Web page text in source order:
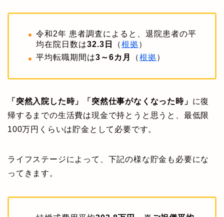
令和2年 患者調査によると、退院患者の平
均在院日数は32.3日 （根拠）
平均転職期間は3～6カ月 （根拠）
「突然入院した時」「突然仕事がなくなった時」 に復
帰するまでの生活費は現金で持とうと思うと、最低限
100万円くらいは貯金として必要です。
ライフステージによって、下記の様な貯金も必要にな
ってきます。